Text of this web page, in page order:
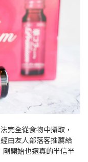
完全從食物中攝取，
由友人部落客推薦給
開始也還真的半信半